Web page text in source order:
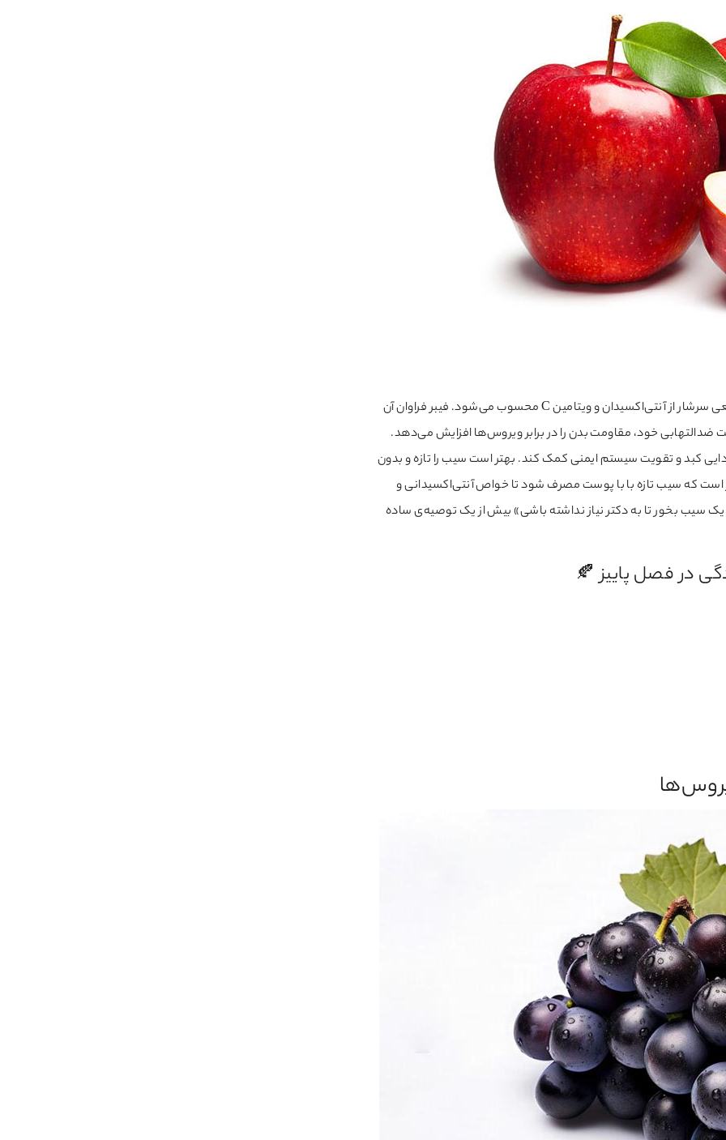
سیب یکی از پرمصرف‌ترین میوه‌های پاییزی است. این میوه منبعی سرشار از آنتی‌اکسیدان و ویتامین C محسوب می‌شود. فیبر فراوان آن
خود، مقاومت بدن را در برابر ویروس‌ها افزایش می‌دهد.
کبد و تقویت سیستم ایمنی کمک کند. بهتر است سیب را تازه و بدون
که سیب تازه با با پوست مصرف شود تا خواص آنتی‌اکسیدانی و
سیب بخور تا به دکتر نیاز نداشته باشی» بیش از یک توصیه‌ی ساده
در فصل پاییز 🍂